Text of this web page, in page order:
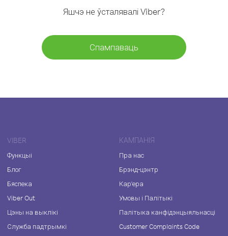
Яшчэ не ўсталявалі Viber?
Спампаваць
VIBER
Функцыі
Блог
Бяспека
Viber Out
Цэны на выклікі
Служба падтрымкі
КАМПАНІЯ
Пра нас
Брэнд-цэнтр
Кар'ера
Умовы і Палітыкі
Палітыка канфідэнцыяльнасці
Customer Complaints Code